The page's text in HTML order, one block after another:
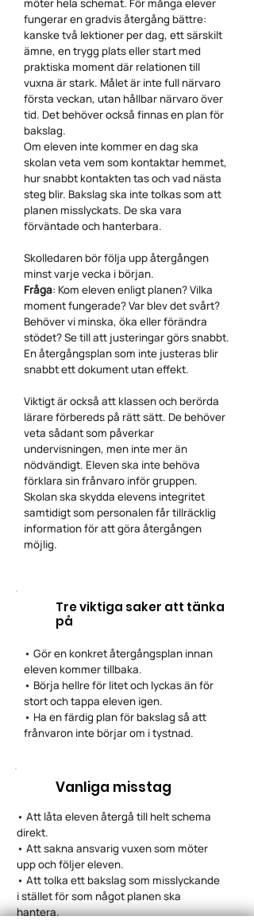
möter hela schemat. För många elever
fungerar en gradvis återgång bättre:
kanske två lektioner per dag, ett särskilt
ämne, en trygg plats eller start med
praktiska moment där relationen till
vuxna är stark. Målet är inte full närvaro
första veckan, utan hållbar närvaro över
tid. Det behöver också finnas en plan för
bakslag.
Om eleven inte kommer en dag ska
skolan veta vem som kontaktar hemmet,
hur snabbt kontakten tas och vad nästa
steg blir. Bakslag ska inte tolkas som att
planen misslyckats. De ska vara
förväntade och hanterbara.
Skolledaren bör följa upp återgången
minst varje vecka i början.
Fråga: Kom eleven enligt planen? Vilka
moment fungerade? Var blev det svårt?
Behöver vi minska, öka eller förändra
stödet? Se till att justeringar görs snabbt.
En återgångsplan som inte justeras blir
snabbt ett dokument utan effekt.
Viktigt är också att klassen och berörda
lärare förbereds på rätt sätt. De behöver
veta sådant som påverkar
undervisningen, men inte mer än
nödvändigt. Eleven ska inte behöva
förklara sin frånvaro inför gruppen.
Skolan ska skydda elevens integritet
samtidigt som personalen får tillräcklig
information för att göra återgången
möjlig.
Tre viktiga saker att tänka
på
• Gör en konkret återgångsplan innan
eleven kommer tillbaka.
• Börja hellre för litet och lyckas än för
stort och tappa eleven igen.
• Ha en färdig plan för bakslag så att
frånvaron inte börjar om i tystnad.
Vanliga misstag
• Att låta eleven återgå till helt schema
direkt.
• Att sakna ansvarig vuxen som möter
upp och följer eleven.
• Att tolka ett bakslag som misslyckande
i stället för som något planen ska
hantera.